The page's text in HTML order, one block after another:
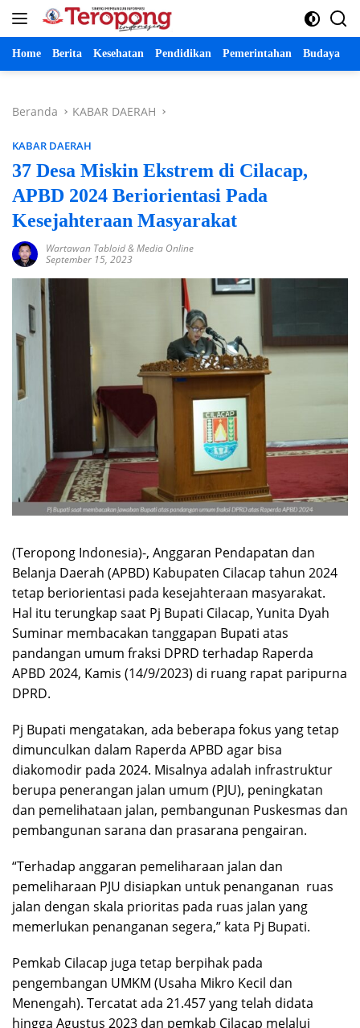
Langsung
Home Berita Kesehatan Pendidikan Pemerintahan Budaya
Beranda KABAR DAERAH
KABAR DAERAH
37 Desa Miskin Ekstrem di Cilacap,
APBD 2024 Beriorientasi Pada
Kesejahteraan Masyarakat
Wartawan Tabloid & Media Online
September 15, 2023
(Teropong Indonesia)-, Anggaran Pendapatan dan
Belanja Daerah (APBD) Kabupaten Cilacap tahun 2024
tetap beriorientasi pada kesejahteraan masyarakat.
Hal itu terungkap saat Pj Bupati Cilacap, Yunita Dyah
Suminar membacakan tanggapan Bupati atas
pandangan umum fraksi DPRD terhadap Raperda
APBD 2024, Kamis (14/9/2023) di ruang rapat paripurna
DPRD.
Pj Bupati mengatakan, ada beberapa fokus yang tetap
dimunculkan dalam Raperda APBD agar bisa
diakomodir pada 2024. Misalnya adalah infrastruktur
berupa penerangan jalan umum (PJU), peningkatan
dan pemelihataan jalan, pembangunan Puskesmas dan
pembangunan sarana dan prasarana pengairan.
“Terhadap anggaran pemeliharaan jalan dan
pemeliharaan PJU disiapkan untuk penanganan ruas
jalan dengan skala prioritas pada ruas jalan yang
memerlukan penanganan segera,” kata Pj Bupati.
Pemkab Cilacap juga tetap berpihak pada
pengembangan UMKM (Usaha Mikro Kecil dan
Menengah). Tercatat ada 21.457 yang telah didata
hingga Agustus 2023 dan pemkab Cilacap melalui